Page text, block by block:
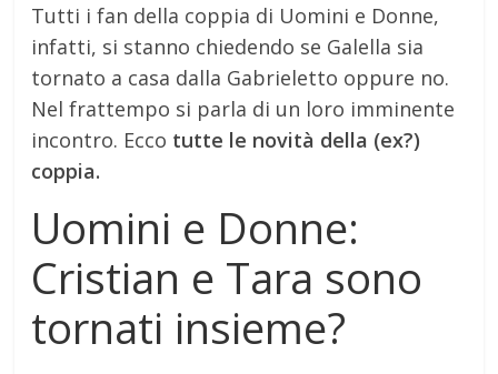
Tutti i fan della coppia di Uomini e Donne,
infatti, si stanno chiedendo se Galella sia
tornato a casa dalla Gabrieletto oppure no.
Nel frattempo si parla di un loro imminente
incontro. Ecco tutte le novità della (ex?)
coppia.
Uomini e Donne:
Cristian e Tara sono
tornati insieme?